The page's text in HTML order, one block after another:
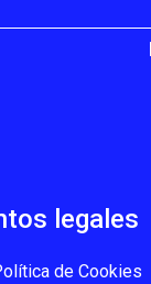
legales
de Cookies